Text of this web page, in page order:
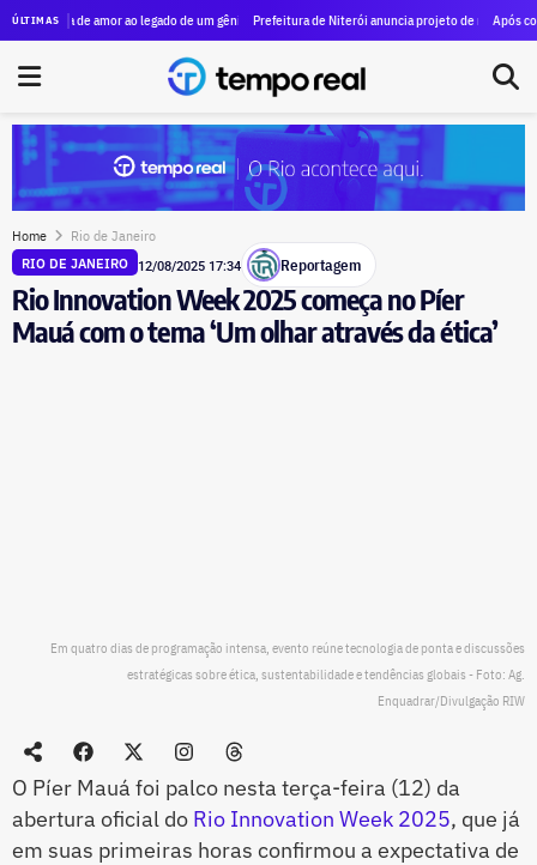
ÚLTIMASque Moraes não seja relator do caso envolvendo vazamento de dados da esposa do
de amor ao legado de um gênio, as marcas de Machado de Assis estão vivas no Rio
Prefeitura de Niterói anuncia projeto de revitalização da orla
Após cobrança de
Home Rio de Janeiro
RIO DE JANEIRO 12/08/2025 17:34 Reportagem
Rio Innovation Week 2025 começa no Píer
Mauá com o tema ‘Um olhar através da ética’
Em quatro dias de programação intensa, evento reúne tecnologia de ponta e discussões
estratégicas sobre ética, sustentabilidade e tendências globais - Foto: Ag.
Enquadrar/Divulgação RIW
O Píer Mauá foi palco nesta terça-feira (12) da
abertura oficial do Rio Innovation Week 2025, que já
em suas primeiras horas confirmou a expectativa de